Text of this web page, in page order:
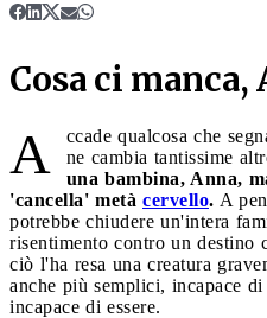
Cosa ci manca,
A
ccade qualcosa che
ne cambia tantissime
una bambina, Anna,
'cancella' metà cervello. A
potrebbe chiudere un'intera
risentimento contro un destino
ciò l'ha resa una creatura
anche più semplici, incapace
incapace di essere.